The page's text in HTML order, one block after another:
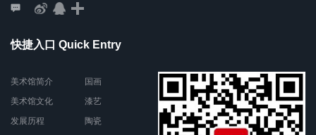
快捷入口 Quick Entry
美术馆简介
美术馆文化
发展历程
国画
漆艺
陶瓷